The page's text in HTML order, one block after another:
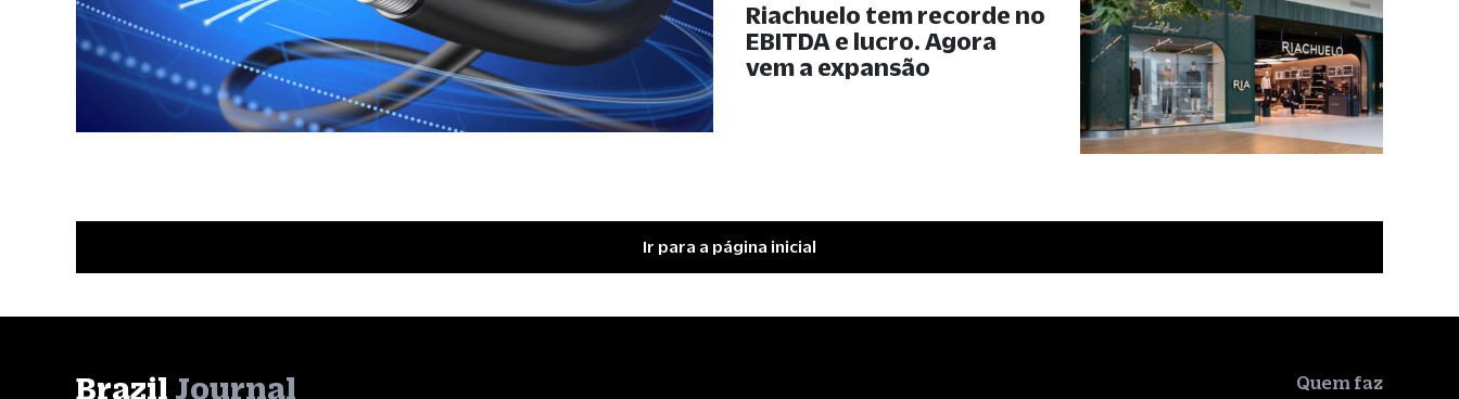
Riachuelo tem recorde no
EBITDA e lucro. Agora
vem a expansão
Ir para a página inicial
Brazil Journal Quem faz